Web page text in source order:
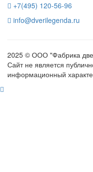
+7(495) 120-56-96
info@dverilegenda.ru
2025 © ООО "Фабрика
Сайт не является
информационный